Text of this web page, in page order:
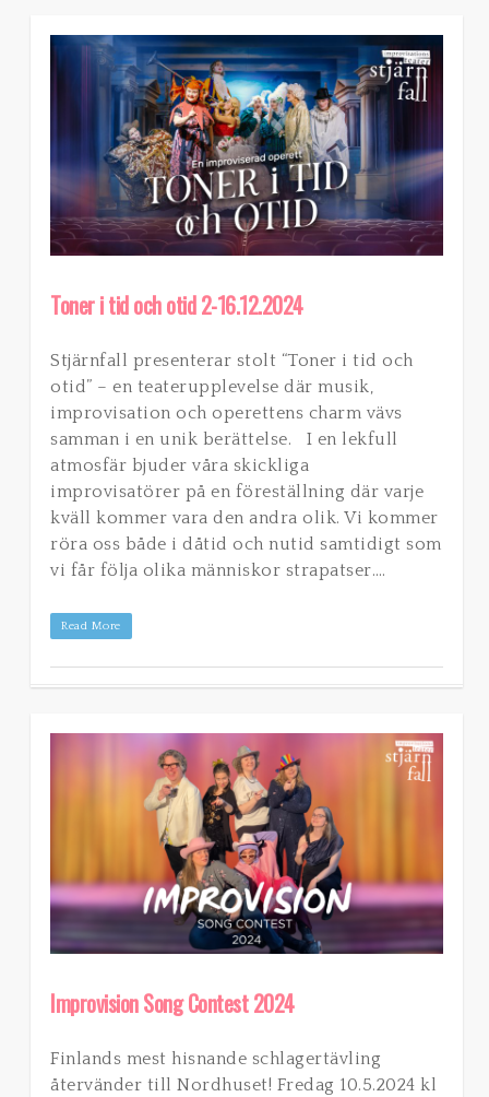
Toner i tid och otid 2-16.12.2024
Stjärnfall presenterar stolt “Toner i tid och
otid” – en teaterupplevelse där musik,
improvisation och operettens charm vävs
samman i en unik berättelse. I en lekfull
atmosfär bjuder våra skickliga
improvisatörer på en föreställning där varje
kväll kommer vara den andra olik. Vi kommer
röra oss både i dåtid och nutid samtidigt som
vi får följa olika människor strapatser….
Read More
Improvision Song Contest 2024
Finlands mest hisnande schlagertävling
återvänder till Nordhuset! Fredag 10.5.2024 kl